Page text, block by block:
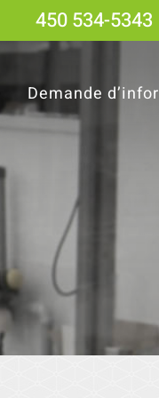
450 534-5343
Demande